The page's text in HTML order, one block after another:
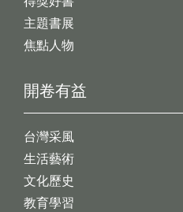
開卷有益
台灣采風
生活藝術
文化歷史
教育學習
主題書展
焦點人物